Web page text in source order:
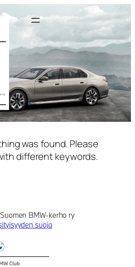
was found. Please
different keywords.
BMW-kerho ry
suoja